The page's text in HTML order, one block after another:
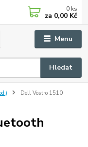
Menu
Hledat
0 ks
za 0,00 Kč
Dell Vostro 1510